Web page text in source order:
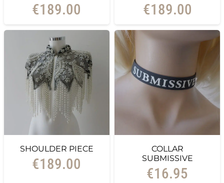
€189.00 €189.00
SHOULDER PIECE
€189.00
COLLAR
SUBMISSIVE
€16.95